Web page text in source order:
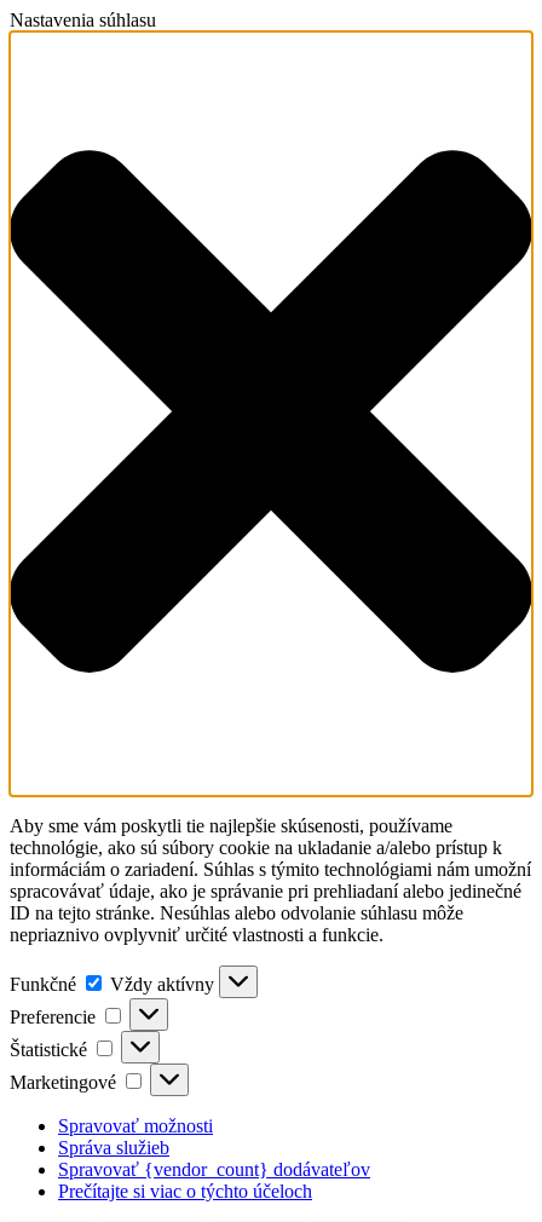
Nastavenia súhlasu
Aby sme vám poskytli tie najlepšie skúsenosti, používame
technológie, ako sú súbory cookie na ukladanie a/alebo prístup k
informáciám o zariadení. Súhlas s týmito technológiami nám umožní
spracovávať údaje, ako je správanie pri prehliadaní alebo jedinečné
ID na tejto stránke. Nesúhlas alebo odvolanie súhlasu môže
nepriaznivo ovplyvniť určité vlastnosti a funkcie.
Funkčné Funkčné
Vždy aktívny
Preferencie
Preferencie
Štatistické Štatistické
Marketingové Marketingové
Spravovať možnosti
Správa služieb
Spravovať {vendor_count} dodávateľov
Prečítajte si viac o týchto účeloch